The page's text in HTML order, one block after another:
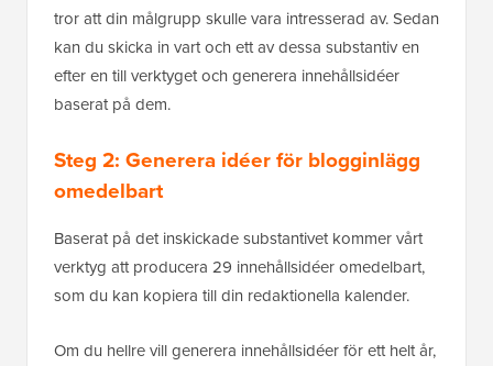
tror att din målgrupp skulle vara intresserad av. Sedan
kan du skicka in vart och ett av dessa substantiv en
efter en till verktyget och generera innehållsidéer
baserat på dem.
Steg 2: Generera idéer för blogginlägg
omedelbart
Baserat på det inskickade substantivet kommer vårt
verktyg att producera 29 innehållsidéer omedelbart,
som du kan kopiera till din redaktionella kalender.
Om du hellre vill generera innehållsidéer för ett helt år,